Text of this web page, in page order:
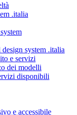
.italia
system .italia
e servizi
dei modelli
disponibili
e accessibile